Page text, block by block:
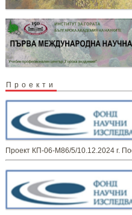
Проекти
Проект КП-06-М86/5/10.12.2024 г.